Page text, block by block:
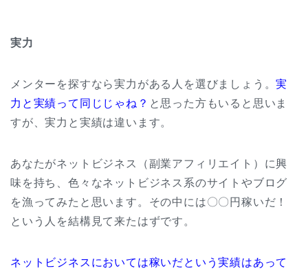
実力
メンターを探すなら実力がある人を選びましょう。実
力と実績って同じじゃね？ と思った方もいると思いま
すが、実力と実績は違います。
あなたがネットビジネス（副業アフィリエイト）に興
味を持ち、色々なネットビジネス系のサイトやブログ
を漁ってみたと思います。その中には〇〇円稼いだ！
という人を結構見て来たはずです。
ネットビジネスにおいては稼いだという実績はあって